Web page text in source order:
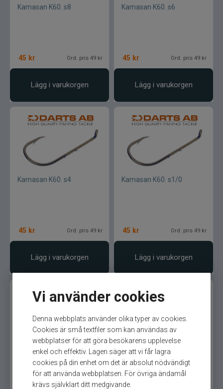
Vi använder cookies
Denna webbplats använder olika typer av cookies.
Cookies är små textfiler som kan användas av
webbplatser för att göra besökarens upplevelse
enkel och effektiv. Lagen säger att vi får lagra
cookies på din enhet om det är absolut nödvändigt
för att använda webbplatsen. För övriga ändamål
krävs självklart ditt medgivande.
Kamasan K60. s8
45 kr Ord. pris 49 kr
Lägg i varukorgen
Kamasan K60. s6
45 kr Ord. pris 49 kr
Lägg i varukorgen
Kamasan K60. s4
45 kr Ord. pris 49 kr
Lägg i varukorgen
Kamasan K60. s1/0
45 kr Ord. pris 49 kr
Lägg i varukorgen
Kamasan K60. s1 Kamasan K60 Worm Hook